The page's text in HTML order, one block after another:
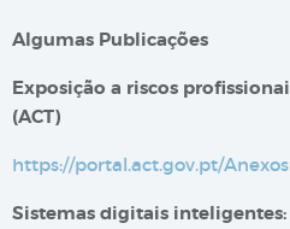
Algumas Publicações
Exposição a riscos
(ACT)
https://portal.act.gov.pt/
Sistemas digitais